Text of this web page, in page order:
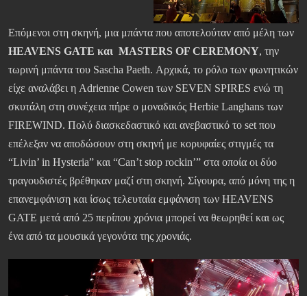
Επόμενοι στη σκηνή, μια μπάντα που αποτελούταν από μέλη των
HEAVENS GATE και MASTERS OF CEREMONY, την
τωρινή μπάντα του Sascha Paeth. Αρχικά, το ρόλο των φωνητικών
είχε αναλάβει η Adrienne Cowen των SEVEN SPIRES ενώ τη
σκυτάλη στη συνέχεια πήρε ο μοναδικός Herbie Langhans των
FIREWIND. Πολύ διασκεδαστικό και ανεβαστικό το set που
επέλεξαν να αποδώσουν στη σκηνή με κορυφαίες στιγμές τα
“Livin’ in Hysteria” και “Can’t stop rockin’” στα οποία οι δύο
τραγουδιστές βρέθηκαν μαζί στη σκηνή. Σίγουρα, από μόνη της η
επανεμφάνιση και ίσως τελευταία εμφάνιση των HEAVENS
GATE μετά από 25 περίπου χρόνια μπορεί να θεωρηθεί και ως
ένα από τα μουσικά γεγονότα της χρονιάς.